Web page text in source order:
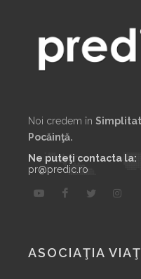
Noi credem în
Pocăinţă.
Ne puteţi contacta la:
pr@predic.ro
ASOCIAŢIA